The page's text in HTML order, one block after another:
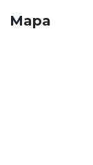
Mapa